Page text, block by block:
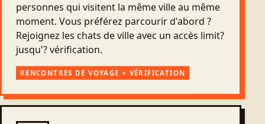
personnes qui visitent la même ville au même
moment. Vous préférez parcourir d'abord ?
Rejoignez les chats de ville avec un accès limit?
jusqu'? vérification.
RENCONTRES DE VOYAGE + VÉRIFICATION